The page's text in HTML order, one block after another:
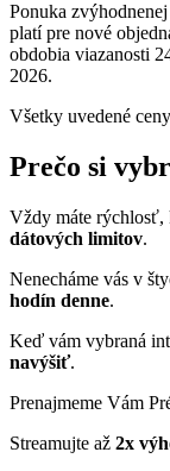
Ponuka
platípre nové
obdobia viazanosti
2026.
Všetky uvedené
Prečo si
Vždy máte rýchlosť,
dátových limitov.
Nenecháme vás v
hodín denne.
Keď vám vybraná
navýšiť.
Prenajmeme Vám
Streamujte až 2x